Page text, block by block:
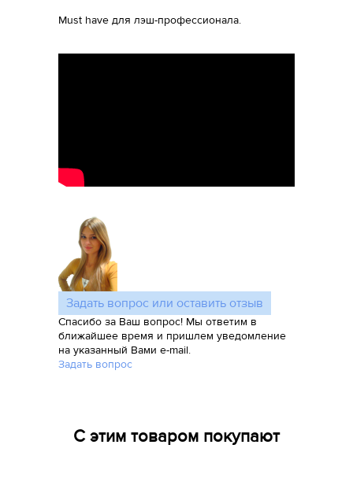
Must have для лэш-профессионала.
Задать вопрос или оставить отзыв
Спасибо за Ваш вопрос! Мы ответим в
ближайшее время и пришлем уведомление
на указанный Вами e-mail.
Задать вопрос
С этим товаром покупают